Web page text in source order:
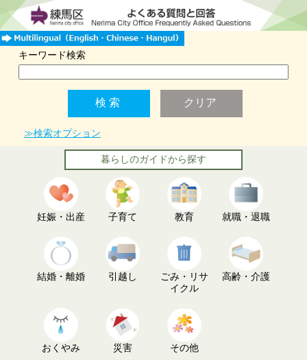
キーワード検索
≫検索オプション
暮らしのガイドから探す
妊娠・出産 子育て 教育 就職・退職
結婚・離婚 引越し
ごみ・リサ
イクル
高齢・介護
おくやみ 災害 その他